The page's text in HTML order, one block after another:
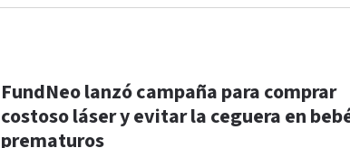
FundNeo lanzó campaña para comprar
costoso láser y evitar la ceguera en
prematuros